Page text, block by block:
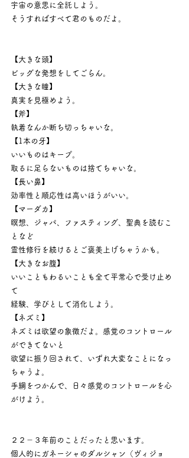
宇宙の意思に全託しよう。
そうすればすべて君のものだよ。
【大きな頭】
ビッグな発想をしてごらん。
【大きな瞳】
真実を見極めよう。
【斧】
執着なんか断ち切っちゃいな。
【1本の牙】
いいものはキープ。
取るに足らないものは捨てちゃいな。
【長い鼻】
効率性と順応性は高いほうがいい。
【マーダカ】
瞑想、ジャパ、ファスティング、聖典を読むこ
となど
霊性修行を続けるとご褒美上げちゃうかも。
【大きなお腹】
いいこともわるいことも全て平常心で受け止め
て
経験、学びとして消化しよう。
【ネズミ】
ネズミは欲望の象徴だよ。感覚のコントロール
ができてないと
欲望に振り回されて、いずれ大変なことになっ
ちゃうよ。
手綱をつかんで、日々感覚のコントロールを心
がけよう。
２２－３年前のことだったと思います。
個人的にガネーシャのダルシャン（ヴィジョ